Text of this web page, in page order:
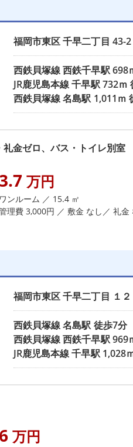
福岡市東区千早二丁目 43-2
西鉄貝塚線西鉄千早駅698
JR鹿児島本線千早駅732ｍ
西鉄貝塚線名島駅1,011ｍ
金ゼロ、バス・トイレ別室
3.7 万円
ワンルーム ／ 15.4 ㎡
理費 3,000円 ／ 敷金 なし／ 礼金
福岡市東区千早二丁目 １
西鉄貝塚線名島駅徒歩7分
西鉄貝塚線西鉄千早駅969
JR鹿児島本線千早駅1,028
6 万円